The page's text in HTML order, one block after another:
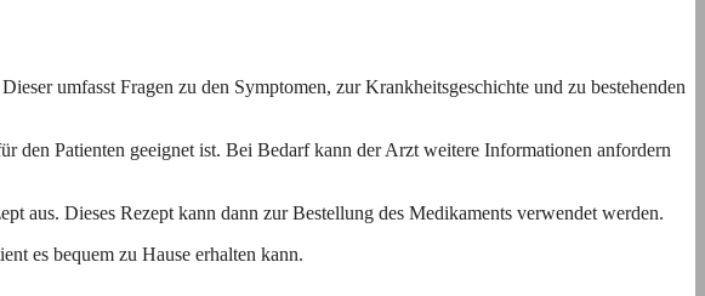
umfasst Fragen zu den Symptomen, zur Krankheitsgeschichte und zu bestehenden
Patienten geeignet ist. Bei Bedarf kann der Arzt weitere Informationen anfordern
aus. Dieses Rezept kann dann zur Bestellung des Medikaments verwendet werden.
es bequem zu Hause erhalten kann.